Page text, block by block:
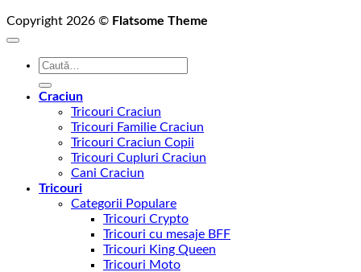
Copyright 2026 © Flatsome Theme
Caută
Craciun
Tricouri Craciun
Tricouri Familie Craciun
Tricouri Craciun Copii
Tricouri Cupluri Craciun
Cani Craciun
Tricouri
Categorii Populare
Tricouri Crypto
Tricouri cu mesaje BFF
Tricouri King Queen
Tricouri Moto